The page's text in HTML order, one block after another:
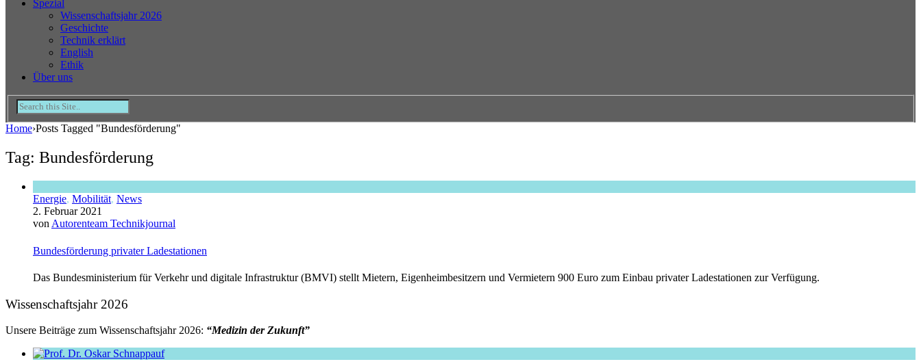
Spezial
Wissenschaftsjahr 2026
Geschichte
Technik erklärt
English
Ethik
Über uns
Home›Posts Tagged "Bundesförderung"
Tag: Bundesförderung
Energie, Mobilität, News
2. Februar 2021
von Autorenteam Technikjournal
Bundesförderung privater Ladestationen
Das Bundesministerium für Verkehr und digitale Infrastruktur (BMVI) stellt Mietern, Eigenheimbesitzern und Vermietern 900 Euro zum Einbau privater Ladestationen zur Verfügung.
Wissenschaftsjahr 2026
Unsere Beiträge zum Wissenschaftsjahr 2026: “Medizin der Zukunft”